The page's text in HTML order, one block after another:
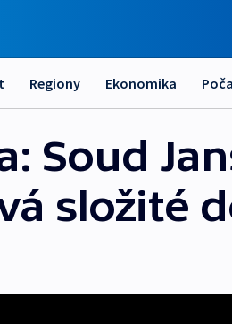
Regiony Ekonomika
Soud
složité